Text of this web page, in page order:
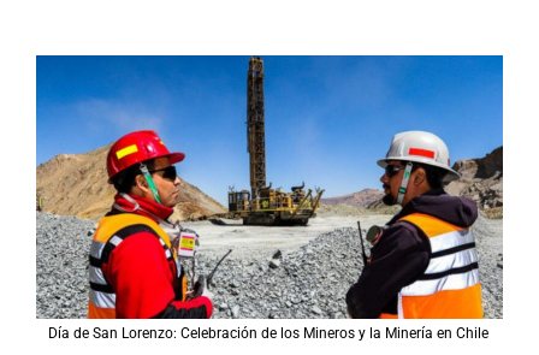
Día de San Lorenzo: Celebración de los Mineros y la Minería en Chile